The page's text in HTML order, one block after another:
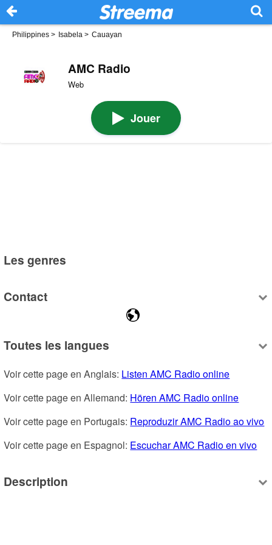
Philippines > Isabela > Cauayan
AMC Radio
Web
Jouer
Les genres
Contact
Toutes les langues
Voir cette page en Anglais: Listen AMC Radio online
Voir cette page en Allemand: Hören AMC Radio online
Voir cette page en Portugais: Reproduzir AMC Radio ao vivo
Voir cette page en Espagnol: Escuchar AMC Radio en vivo
Description